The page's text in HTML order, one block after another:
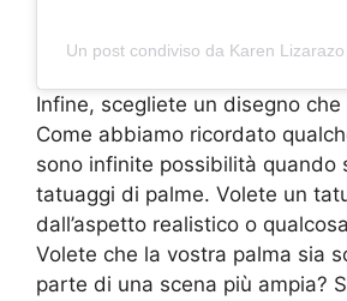
Un post condiviso da Karen
Infine, scegliete un disegno
Come abbiamo ricordato
sono infinite possibilità quando
tatuaggi di palme. Volete un
dall’aspetto realistico o
Volete che la vostra palma sia
parte di una scena più ampia?